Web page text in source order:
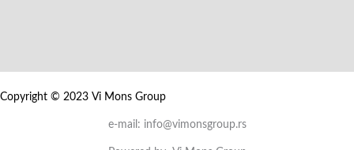
Copyright © 2023 Vi Mons Group
e-mail: info@vimonsgroup.rs